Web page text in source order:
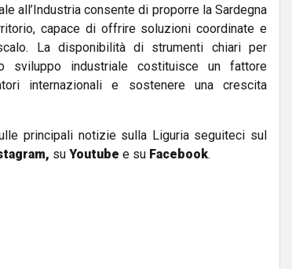
all’Industria consente di proporre la Sardegna
capace di offrire soluzioni coordinate e
La disponibilità di strumenti chiari per
sviluppo industriale costituisce un fattore
internazionali e sostenere una crescita
principali notizie sulla Liguria seguiteci sul
, su Youtube e su Facebook.